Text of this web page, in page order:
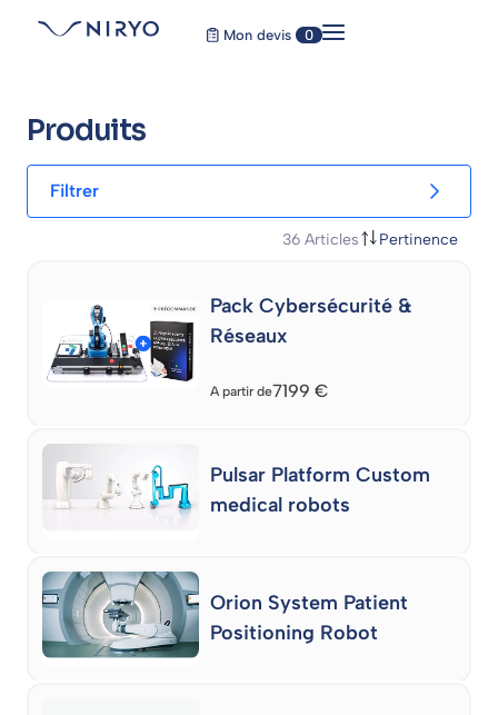
Mon devis 0
Produits
36 Articles Pertinence
Filtrer
Pack Cybersécurité &
Réseaux
A partir de7199€
Pulsar Platform Custom
medical robots
Orion System Patient
Positioning Robot